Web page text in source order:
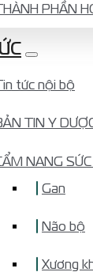
PHẦN
tức nội bộ
TIN Y
NANG
Gan
Não bộ
Xương